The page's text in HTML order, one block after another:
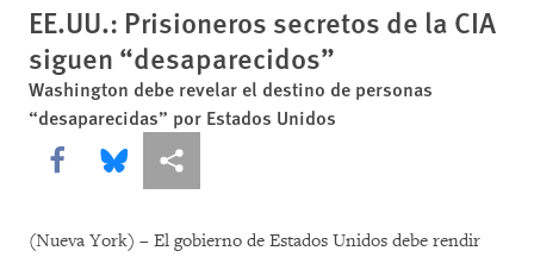
EE.UU.: Prisioneros secretos de la CIA
siguen “desaparecidos”
Washington debe revelar el destino de personas
“desaparecidas” por Estados Unidos
Share this via Facebook
Share this via Bluesky
Share this via Compartir
(Nueva York) – El gobierno de Estados Unidos debe rendir